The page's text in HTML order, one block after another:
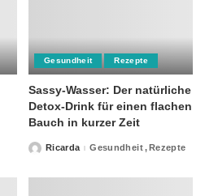
Gesundheit Rezepte
Sassy-Wasser: Der natürliche
Detox-Drink für einen flachen
Bauch in kurzer Zeit
PostedRicarda Gesundheit Rezepte